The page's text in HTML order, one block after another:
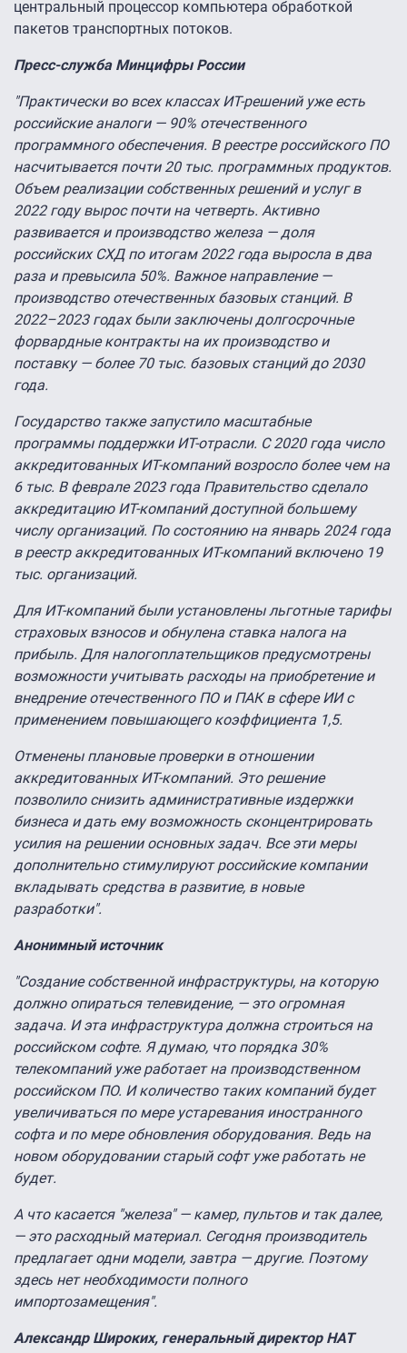
центральный процессор компьютера обработкой
пакетов транспортных потоков.
Пресс-служба Минцифры России
"Практически во всех классах ИТ-решений уже есть
российские аналоги — 90% отечественного
программного обеспечения. В реестре российского ПО
насчитывается почти 20 тыс. программных продуктов.
Объем реализации собственных решений и услуг в
2022 году вырос почти на четверть. Активно
развивается и производство железа — доля
российских СХД по итогам 2022 года выросла в два
раза и превысила 50%. Важное направление —
производство отечественных базовых станций. В
2022–2023 годах были заключены долгосрочные
форвардные контракты на их производство и
поставку — более 70 тыс. базовых станций до 2030
года.
Государство также запустило масштабные
программы поддержки ИТ-отрасли. С 2020 года число
аккредитованных ИТ-компаний возросло более чем на
6 тыс. В феврале 2023 года Правительство сделало
аккредитацию ИТ-компаний доступной большему
числу организаций. По состоянию на январь 2024 года
в реестр аккредитованных ИТ-компаний включено 19
тыс. организаций.
Для ИТ-компаний были установлены льготные тарифы
страховых взносов и обнулена ставка налога на
прибыль. Для налогоплательщиков предусмотрены
возможности учитывать расходы на приобретение и
внедрение отечественного ПО и ПАК в сфере ИИ с
применением повышающего коэффициента 1,5.
Отменены плановые проверки в отношении
аккредитованных ИТ-компаний. Это решение
позволило снизить административные издержки
бизнеса и дать ему возможность сконцентрировать
усилия на решении основных задач. Все эти меры
дополнительно стимулируют российские компании
вкладывать средства в развитие, в новые
разработки".
Анонимный источник
"Создание собственной инфраструктуры, на которую
должно опираться телевидение, — это огромная
задача. И эта инфраструктура должна строиться на
российском софте. Я думаю, что порядка 30%
телекомпаний уже работает на производственном
российском ПО. И количество таких компаний будет
увеличиваться по мере устаревания иностранного
софта и по мере обновления оборудования. Ведь на
новом оборудовании старый софт уже работать не
будет.
А что касается "железа" — камер, пультов и так далее,
— это расходный материал. Сегодня производитель
предлагает одни модели, завтра — другие. Поэтому
здесь нет необходимости полного
импортозамещения".
Александр Широких, генеральный директор НАТ